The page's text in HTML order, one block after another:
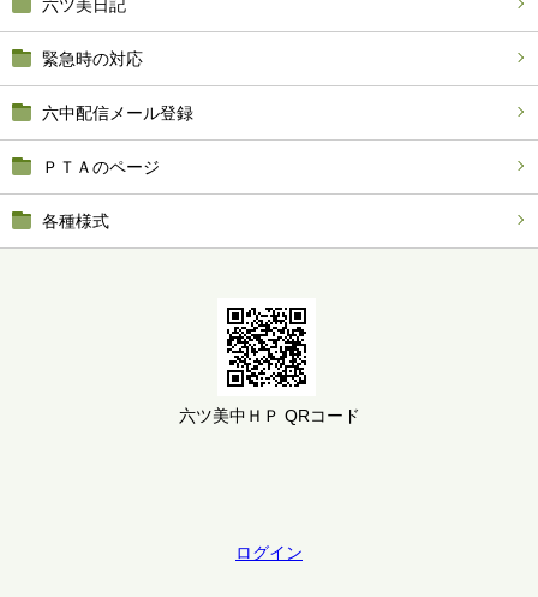
六ツ美日記
緊急時の対応
六中配信メール登録
ＰＴＡのページ
各種様式
六ツ美中ＨＰ QRコード
ログイン